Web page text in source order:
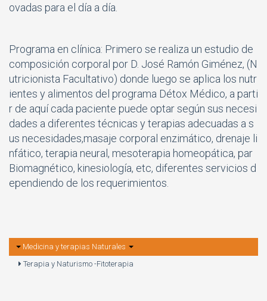
ovadas para el día a día.
Programa en clínica: Primero se realiza un estudio de
composición corporal por D. José Ramón Giménez, (N
utricionista Facultativo) donde luego se aplica los nutr
ientes y alimentos del programa Détox Médico, a parti
r de aquí cada paciente puede optar según sus necesi
dades a diferentes técnicas y terapias adecuadas a s
us necesidades,masaje corporal enzimático, drenaje li
nfático, terapia neural, mesoterapia homeopática, par
Biomagnético, kinesiología, etc, diferentes servicios d
ependiendo de los requerimientos.
Medicina y terapias Naturales
Terapia y Naturismo -Fitoterapia